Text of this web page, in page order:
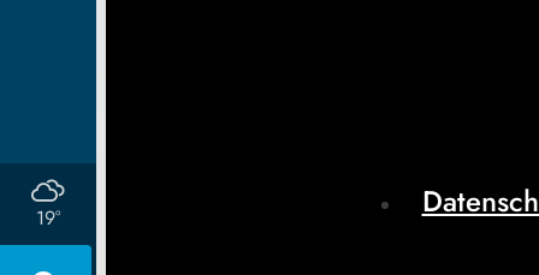
19°